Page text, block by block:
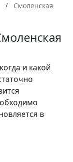
Смоленская
и какой
в